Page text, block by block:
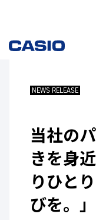
NEWS RELEASE
当社の
きを身
りひと
びを。」